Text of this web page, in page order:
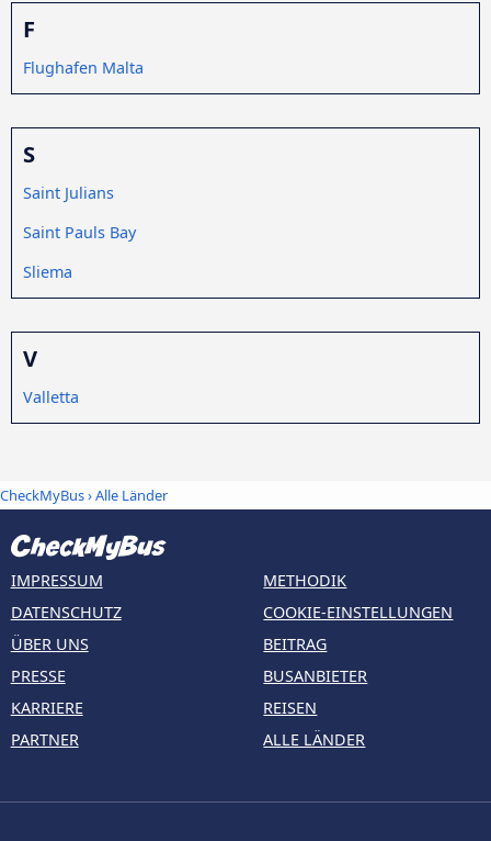
F
Flughafen Malta
S
Saint Julians
Saint Pauls Bay
Sliema
V
Valletta
CheckMyBus›Alle Länder
IMPRESSUM
DATENSCHUTZ
ÜBER UNS
PRESSE
KARRIERE
PARTNER
METHODIK
COOKIE-EINSTELLUNGEN
BEITRAG
BUSANBIETER
REISEN
ALLE LÄNDER